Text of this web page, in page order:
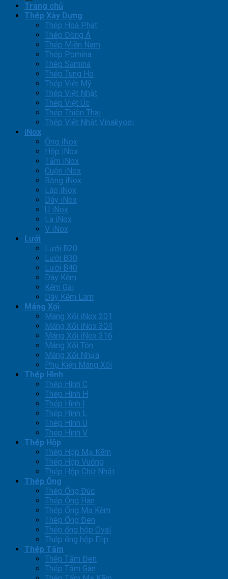
Trang chủ
Thép Xây Dựng
Thép Hoà Phát
Thép Đông Á
Thép Miền Nam
Thép Pomina
Thép Samina
Thép Tung Ho
Thép Việt Mỹ
Thép Việt Nhật
Thép Việt Úc
Thép Thiên Thai
Thép Việt Nhật Vinakyoei
iNox
Ống iNox
Hộp iNox
Tấm iNox
Cuộn iNox
Băng iNox
Láp iNox
Dây iNox
U iNox
La iNox
V iNox
Lưới
Lưới B20
Lưới B30
Lưới B40
Dây Kẽm
Kẽm Gai
Dây Kẽm Lam
Máng Xối
Máng Xối iNox 201
Máng Xối iNox 304
Máng Xối iNox 316
Máng Xối Tôn
Máng Xối Nhựa
Phụ Kiện Máng Xối
Thép Hình
Thép Hình C
Thép Hình H
Thép Hình I
Thép Hình L
Thép Hình U
Thép Hình V
Thép Hộp
Thép Hộp Mạ Kẽm
Thép Hộp Vuông
Thép Hộp Chữ Nhật
Thép Ống
Thép Ống Đúc
Thép Ống Hàn
Thép Ống Mạ Kẽm
Thép Ống Đen
Thép ống hộp Oval
Thép ống hộp Elip
Thép Tấm
Thép Tấm Đen
Thép Tấm Gân